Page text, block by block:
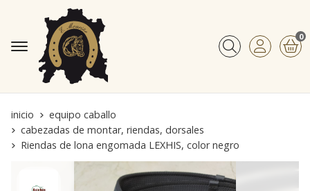
Buscar
0
inicio
equipo caballo
cabezadas de montar, riendas, dorsales
Riendas de lona engomada LEXHIS, color negro